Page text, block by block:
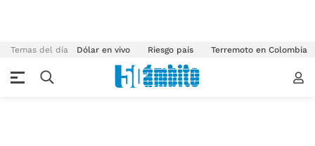
Temas del día Dólar en vivo Riesgo país Terremoto en Colombia